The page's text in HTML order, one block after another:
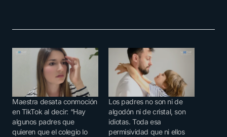
Maestra desata conmoción
en TikTok al decir: “Hay
algunos padres que
quieren que el colegio lo
Los padres no son ni de
algodón ni de cristal, son
idiotas. Toda esa
permisividad que ni ellos